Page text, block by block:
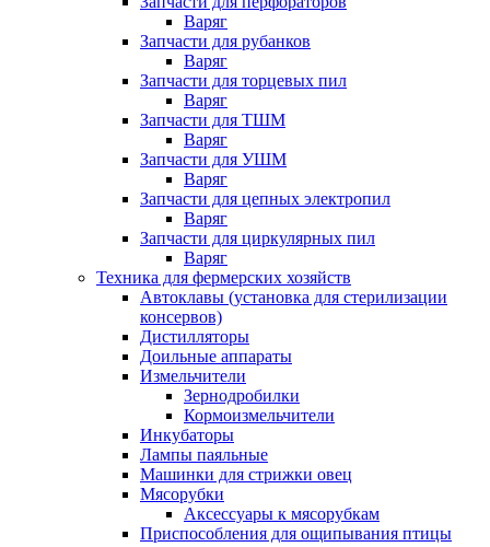
Варяг
Запчасти для рубанков
Варяг
Запчасти для торцевых пил
Варяг
Запчасти для ТШМ
Варяг
Запчасти для УШМ
Варяг
Запчасти для цепных электропил
Варяг
Запчасти для циркулярных пил
Варяг
Техника для фермерских хозяйств
Автоклавы (установка для стерилизации
консервов)
Дистилляторы
Доильные аппараты
Измельчители
Зернодробилки
Кормоизмельчители
Инкубаторы
Лампы паяльные
Машинки для стрижки овец
Мясорубки
Аксессуары к мясорубкам
Приспособления для ощипывания птицы